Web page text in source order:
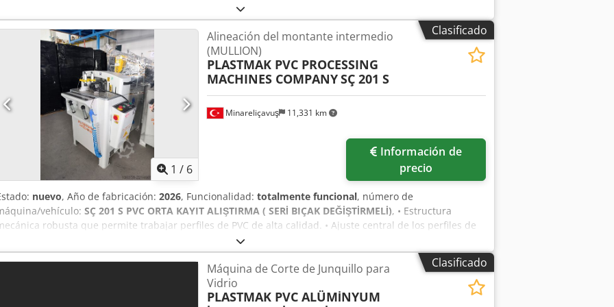
central para el mecanizado de perfiles de aluminio en un rango de ángulos de -45 / +45 grados. • Sistema
fácil sustitución del grupo de cuchillas. Csdpjviq Ryefx Acnorf • Ajuste de ángulo sencillo mediante
topes mecánicos. • Sistema de topes ajustable para todo tipo y marca de perfiles. • Ajuste de la velocidad
de corte mediante sistema hidropneumático. • Estante para el almacenamiento de cuchillas (para 4
unidades). • Sistema de pulverización de líquido de corte. • Diámetro máximo de procesamiento: 160 mm.
• Hoja máxima: 200 mm. • Mínimo: 90 mm.
Clasificado
1 / 6
Minareliçavuş 11,331 km
Alineación del montante intermedio
(MULLION)
PLASTMAK PVC PROCESSING
MACHINES COMPANYSÇ 201 S
precio
nuevo, Año de fabricación: 2026, Funcionalidad: totalmente funcional, número de
vehículo: SÇ 201 S PVC ORTA KAYIT ALIŞTIRMA ( SERİ BIÇAK DEĞİŞTİRMELİ), • Estructura
robusta que permite trabajar perfiles de PVC de alta calidad. • Ajuste central de los perfiles de
PVC en un rango de ángulos de -45 / +45 grados. • Sistema de fácil sustitución del grupo de cuchillas. •
ajuste de ángulo mediante topes mecánicos. • Sistema de topes ajustable para todo tipo y marca de
perfiles. • Ajuste de la velocidad de corte mediante sistema hidroneumático. • Estante para guardar las
cuchillas (para 3 unidades). • Diámetro máximo de procesamiento: 160 mm. Cjdpfx Ajzd Nyfscnjrf •
Clasificado
Máquina de Corte de Junquillo para
Vidrio
PLASTMAK PVC ALÜMİNYUM